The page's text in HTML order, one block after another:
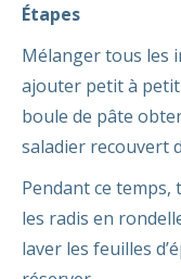
Étapes
Mélanger tous les
ajouter petit à petit
boule de pâte
saladier recouvert
Pendant ce
les radis en
laver les feuilles